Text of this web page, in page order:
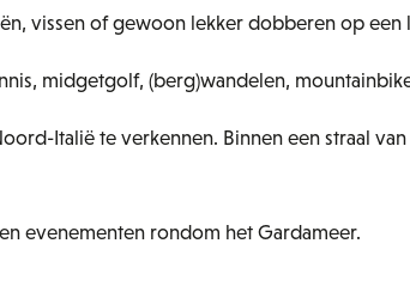
vissen of gewoon lekker dobberen op
midgetgolf, (berg)wandelen,
Italië te verkennen. Binnen een straal
evenementen rondom het Gardameer.